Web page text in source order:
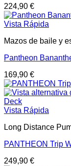
224,90 €
Vista Rápida
Mazos de baile y
Pantheon
169,90 €
Vista Rápida
Long Distance
PANTHEON Trip
249,90 €